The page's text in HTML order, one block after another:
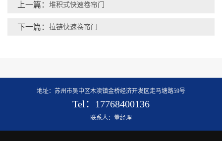
上一篇： 堆积式快速卷帘门
下一篇： 拉链快速卷帘门
地址：苏州市吴中区木渎镇金桥经济开发区走马塘路59号
Tel：17768400136
联系人：董经理